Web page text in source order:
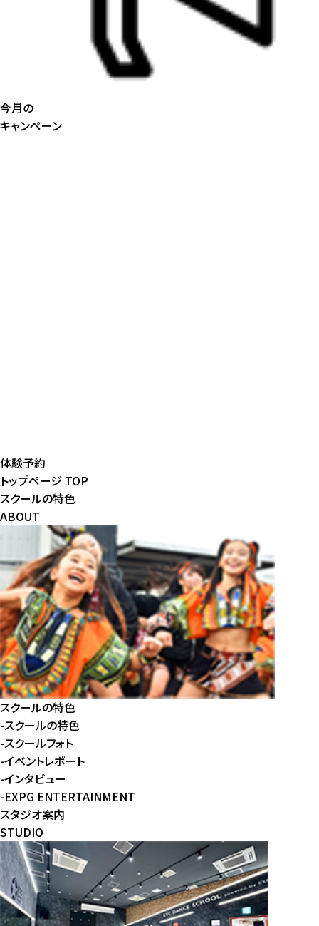
今月の
キャンペーン
体験予約
トップページ TOP
スクールの特色
ABOUT
スクールの特色
-スクールの特色
-スクールフォト
-イベントレポート
-インタビュー
-EXPG ENTERTAINMENT
スタジオ案内
STUDIO